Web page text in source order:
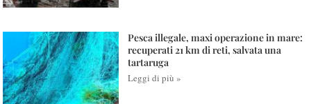
Pesca illegale, maxi operazione in mare:
recuperati 21 km di reti, salvata una
tartaruga
Leggi di più »